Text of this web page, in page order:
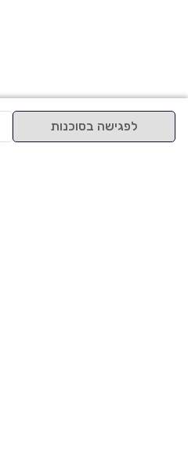
לפגישה בסוכנות